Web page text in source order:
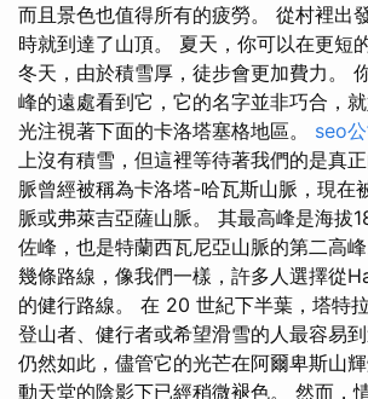
而且景色也值得所有的疲勞。 從村裡出
時就到達了山頂。 夏天，你可以在更短
冬天，由於積雪厚，徒步會更加費力。
峰的遠處看到它，它的名字並非巧合，
光注視著下面的卡洛塔塞格地區。 seo
上沒有積雪，但這裡等待著我們的是真
脈曾經被稱為卡洛塔-哈瓦斯山脈，現在
脈或弗萊吉亞薩山脈。 其最高峰是海拔
佐峰，也是特蘭西瓦尼亞山脈的第二高
幾條路線，像我們一樣，許多人選擇從
的健行路線。 在 20 世紀下半葉，塔特
登山者、健行者或希望滑雪的人最容易
仍然如此，儘管它的光芒在阿爾卑斯山
動天堂的陰影下已經稍微褪色。 然而，